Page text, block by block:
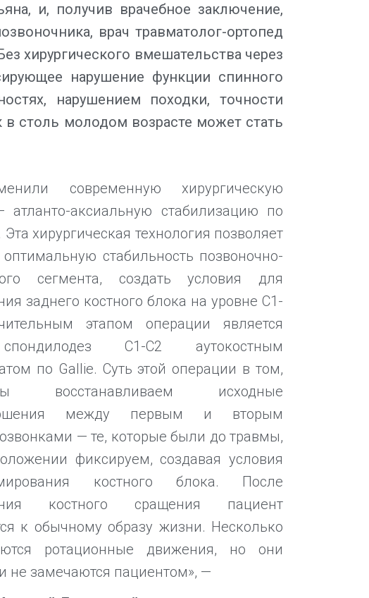
и, получив врачебное заключение,
врач травматолог-ортопед
хирургического вмешательства через
нарушение функции спинного
нарушением походки, точности
столь молодом возрасте может стать
современную хирургическую
атланто-аксиальную стабилизацию по
хирургическая технология позволяет
оптимальную стабильность позвоночно-
сегмента, создать условия для
заднего костного блока на уровне С1-
этапом операции является
С1-С2 аутокостным
по Gallie. Суть этой операции в том,
исходные
между первым и вторым
— те, которые были до травмы,
фиксируем, создавая условия
костного блока. После
костного сращения пациент
к обычному образу жизни. Несколько
ротационные движения, но они
не замечаются пациентом», —